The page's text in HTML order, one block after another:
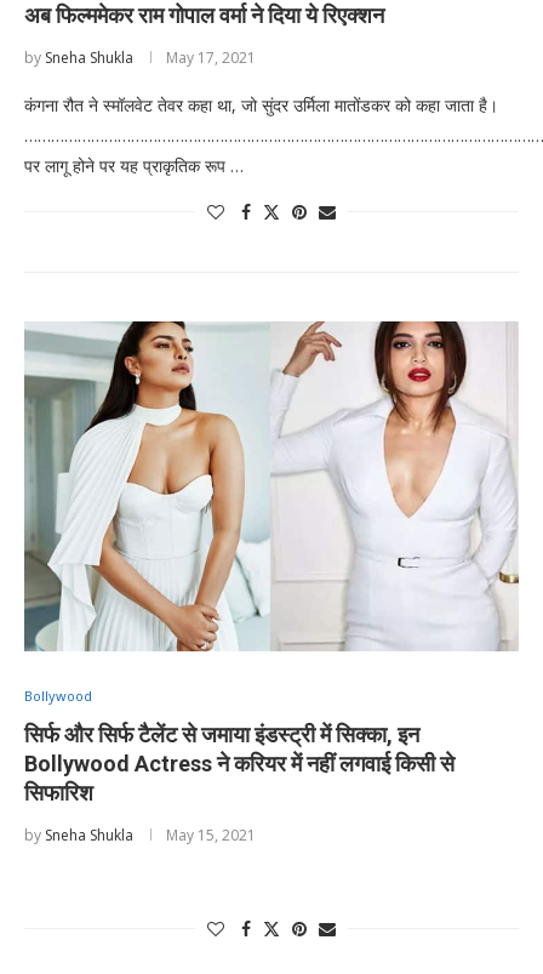
अब फिल्ममेकर राम गोपाल वर्मा ने दिया ये रिएक्शन
by Sneha Shukla May 17, 2021
कंगना रौत ने स्मॉलवेट तेवर कहा था, जो सुंदर उर्मिला मातोंडकर को कहा जाता है।
पर लागू होने पर यह प्राकृतिक रूप …
Bollywood
सिर्फ और सिर्फ टैलेंट से जमाया इंडस्ट्री में सिक्का, इन
Bollywood Actress ने करियर में नहीं लगवाई किसी से
सिफारिश
by Sneha Shukla May 15, 2021